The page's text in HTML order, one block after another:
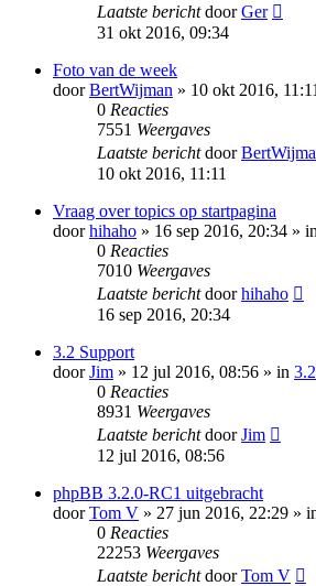
Laatste berichtdoorGer
31 okt 2016, 09:34
Foto van de week
doorBertWijman » 10 okt 2016,
0 Reacties
7551 Weergaves
Laatste berichtdoor
10 okt 2016, 11:11
Vraag over topics op startpagina
doorhihaho » 16 sep 2016, 20:34 »
0 Reacties
7010 Weergaves
Laatste berichtdoorhihaho
16 sep 2016, 20:34
3.2 Support
doorJim » 12 jul 2016, 08:56 » in
0 Reacties
8931 Weergaves
Laatste berichtdoorJim
12 jul 2016, 08:56
phpBB 3.2.0-RC1 uitgebracht
doorTom V » 27 jun 2016, 22:29 »
0 Reacties
22253 Weergaves
Laatste berichtdoorTom V